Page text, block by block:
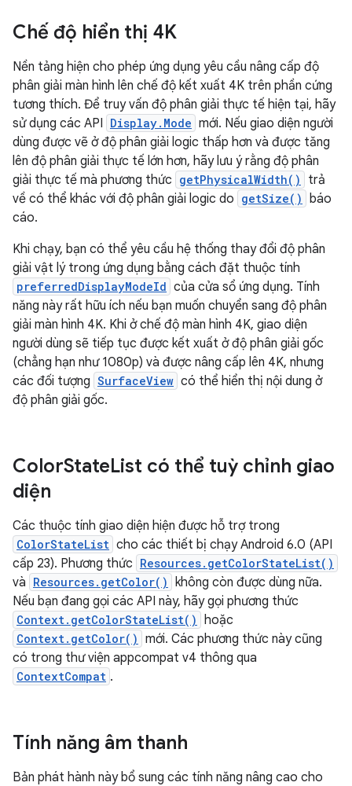
Chế độ hiển thị 4K
Nền tảng hiện cho phép ứng dụng yêu cầu nâng cấp độ
phân giải màn hình lên chế độ kết xuất 4K trên phần cứng
tương thích. Để truy vấn độ phân giải thực tế hiện tại, hãy
sử dụng các API Display.Mode mới. Nếu giao diện người
dùng được vẽ ở độ phân giải logic thấp hơn và được tăng
lên độ phân giải thực tế lớn hơn, hãy lưu ý rằng độ phân
giải thực tế mà phương thức getPhysicalWidth()
trả
về có thể khác với độ phân giải logic do getSize() báo
cáo.
Khi chạy, bạn có thể yêu cầu hệ thống thay đổi độ phân
giải vật lý trong ứng dụng bằng cách đặt thuộc tính
preferredDisplayModeId của cửa sổ ứng dụng. Tính
năng này rất hữu ích nếu bạn muốn chuyển sang độ phân
giải màn hình 4K. Khi ở chế độ màn hình 4K, giao diện
người dùng sẽ tiếp tục được kết xuất ở độ phân giải gốc
(chẳng hạn như 1080p) và được nâng cấp lên 4K, nhưng
các đối tượng SurfaceView có thể hiển thị nội dung ở
độ phân giải gốc.
ColorStateList có thể tuỳ chỉnh giao
diện
Các thuộc tính giao diện hiện được hỗ trợ trong
ColorStateList cho các thiết bị chạy Android 6.0 (API
cấp 23). Phương thức Resources.getColorStateList()
và Resources.getColor() không còn được dùng nữa.
Nếu bạn đang gọi các API này, hãy gọi phương thức
Context.getColorStateList() hoặc
Context.getColor() mới. Các phương thức này cũng
có trong thư viện appcompat v4 thông qua
ContextCompat .
Tính năng âm thanh
Bản phát hành này bổ sung các tính năng nâng cao cho